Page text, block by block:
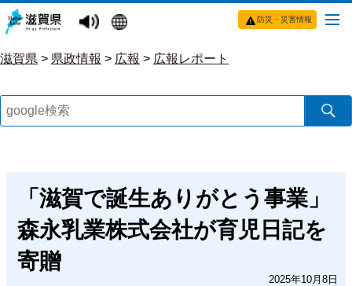
防災・災害情報
滋賀県 > 県政情報 > 広報 > 広報レポート
「滋賀で誕生ありがとう事業」
森永乳業株式会社が育児日記を
寄贈
2025年10月8日